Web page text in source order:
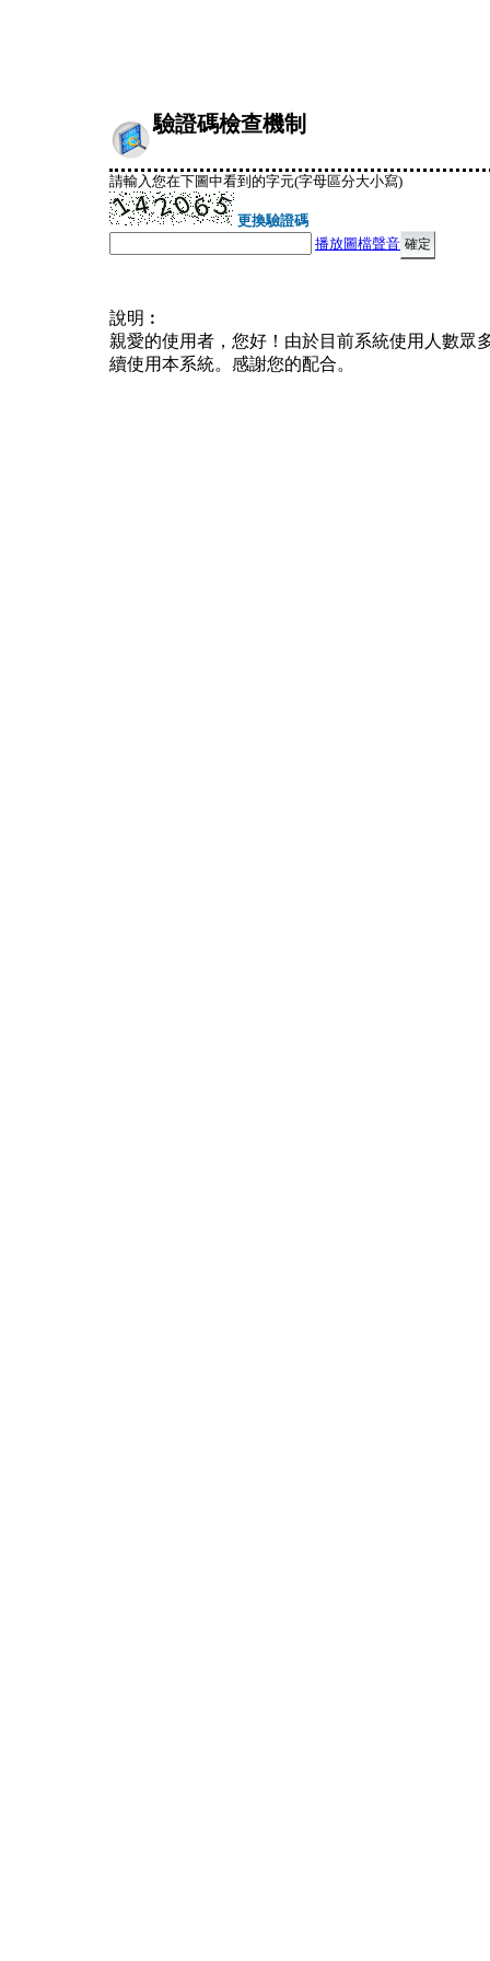
驗證碼檢查機制
請輸入您在下圖中看到的字元(字母區分大小寫)
更換驗證碼
播放圖檔聲音
說明︰
親愛的使用者，您好！由於目前系統使用人數眾
續使用本系統。感謝您的配合。